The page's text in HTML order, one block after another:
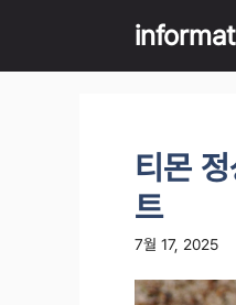
content
티몬
트
7월 17, 2025